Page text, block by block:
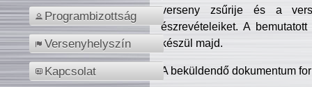
Programbizottság
Versenyhelyszín
Kapcsolat
verseny zsűrije és a
észrevételeiket. A
készül majd.
A beküldendő dokumentum